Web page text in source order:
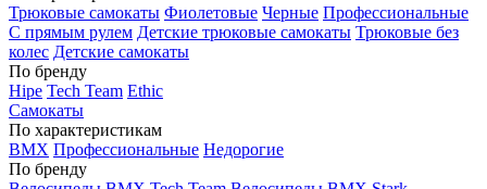
Трюковые самокаты Фиолетовые Черные Профессиональные
С прямым рулем Детские трюковые самокаты Трюковые без
колес Детские самокаты
По бренду
Hipe Tech Team Ethic
Самокаты
По характеристикам
BMX Профессиональные Недорогие
По бренду